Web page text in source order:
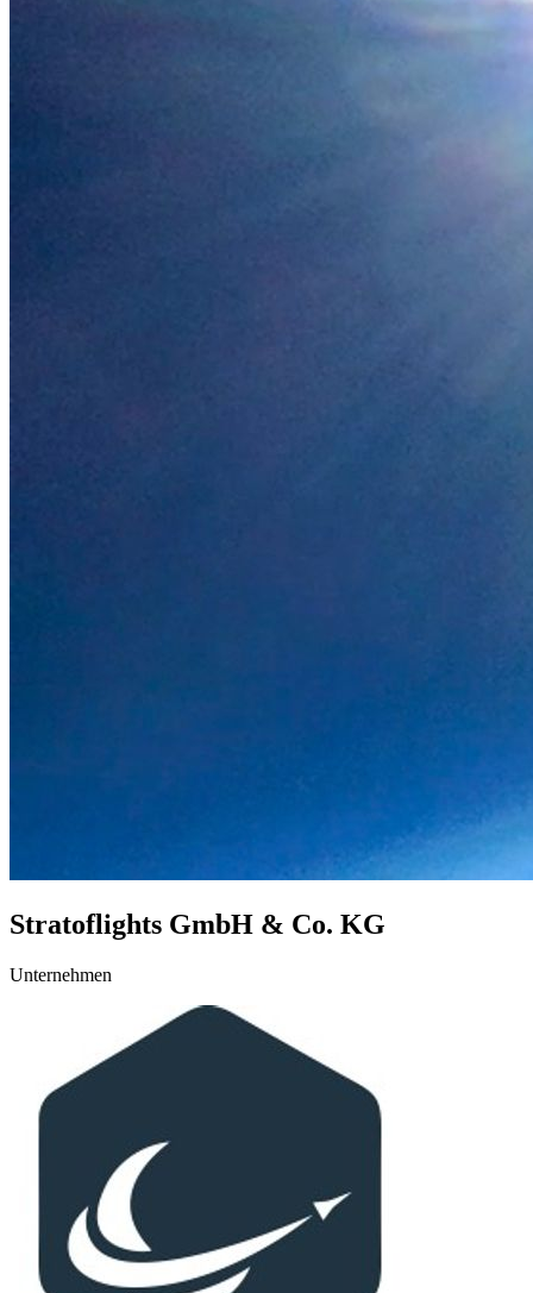
Stratoflights GmbH & Co. KG
Unternehmen